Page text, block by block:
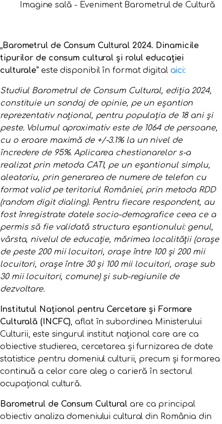
Imagine sală - Eveniment Barometrul de Cultură
„Barometrul de Consum Cultural 2024. Dinamicile
tipurilor de consum cultural și rolul educației
culturale” este disponibil în format digital aici:
Studiul Barometrul de Consum Cultural, ediția 2024,
constituie un sondaj de opinie, pe un eșantion
reprezentativ național, pentru populația de 18 ani și
peste. Volumul aproximativ este de 1064 de persoane,
cu o eroare maximă de +/-3.1% la un nivel de
încredere de 95%. Aplicarea chestionarelor s-a
realizat prin metoda CATI, pe un eșantionul simplu,
aleatoriu, prin generarea de numere de telefon cu
format valid pe teritoriul României, prin metoda RDD
(random digit dialing). Pentru fiecare respondent, au
fost înregistrate datele socio-demografice ceea ce a
permis să fie validată structura eșantionului: genul,
vârsta, nivelul de educație, mărimea localității (orașe
de peste 200 mii locuitori, orașe între 100 și 200 mii
locuitori, orașe între 30 și 100 mii locuitori, orașe sub
30 mii locuitori, comune) și sub-regiunile de
dezvoltare.
Institutul Național pentru Cercetare și Formare
Culturală (INCFC), aflat în subordinea Ministerului
Culturii, este singurul institut național care are ca
obiective studierea, cercetarea și furnizarea de date
statistice pentru domeniul culturii, precum și formarea
continuă a celor care aleg o carieră în sectorul
ocupațional cultură.
Barometrul de Consum Cultural are ca principal
obiectiv analiza domeniului cultural din România din